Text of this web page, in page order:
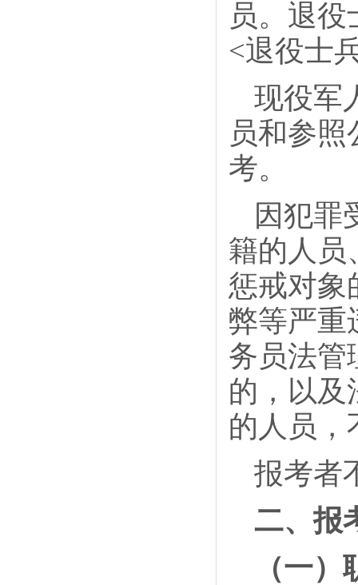
员。退
<退役士
现役军
员和参
考。
因犯罪
籍的人员
惩戒对象
弊等严重
务员法管
的，以及
的人员，
报考者
二、报
（一